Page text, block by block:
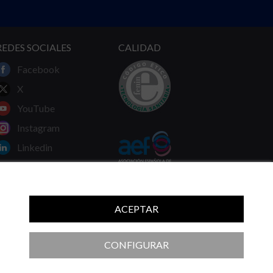
ACEPTAR
CONFIGURAR
SOCIALES
Facebook
X
YouTube
Instagram
Linkedin
CALIDAD
recomendaciones de su médico.